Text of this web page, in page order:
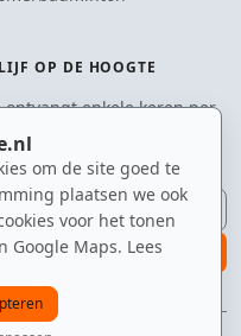
om de site goed te
plaatsen we ook
voor het tonen
Google Maps. Lees
OP DE HOOGTE
ontvangt enkele keren per
een e-mail met het
badmintonnieuws.
aanmelden